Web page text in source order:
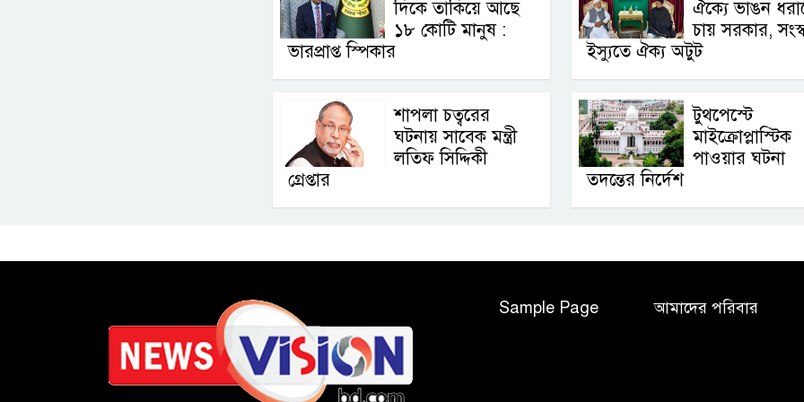
দিকে তাকিয়ে আছে
১৮ কোটি মানুষ :
ভারপ্রাপ্ত স্পিকার
ঐক্যে ভাঙন
চায় সরকার,
ইস্যুতে ঐক্য অটুট
শাপলা চত্বরের
ঘটনায় সাবেক মন্ত্রী
লতিফ সিদ্দিকী
গ্রেপ্তার
টুথপেস্টে
মাইক্রোপ্লাস্টিক
পাওয়ার ঘটনা
তদন্তের নির্দেশ
Sample Page আমাদের পরিবার